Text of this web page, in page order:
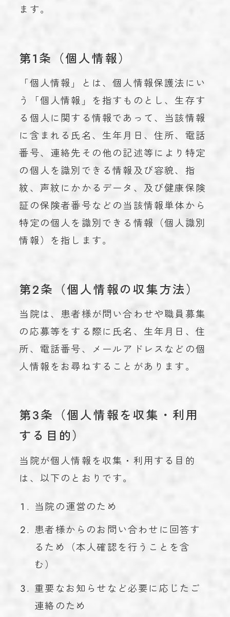
023-616-3691
プライバシーポリシー
© 2023 miroku.
ます。
第1条（個人情報）
「個人情報」とは、個人情報保護法にい
う「個人情報」を指すものとし、生存す
る個人に関する情報であって、当該情報
に含まれる氏名、生年月日、住所、電話
番号、連絡先その他の記述等により特定
の個人を識別できる情報及び容貌、指
紋、声紋にかかるデータ、及び健康保険
証の保険者番号などの当該情報単体から
特定の個人を識別できる情報（個人識別
情報）を指します。
第2条（個人情報の収集方法）
当院は、患者様が問い合わせや職員募集
の応募等をする際に氏名、生年月日、住
所、電話番号、メールアドレスなどの個
人情報をお尋ねすることがあります。
第3条（個人情報を収集・利用
する目的）
当院が個人情報を収集・利用する目的
は、以下のとおりです。
当院の運営のため
患者様からのお問い合わせに回答す
るため（本人確認を行うことを含
む）
重要なお知らせなど必要に応じたご
連絡のため